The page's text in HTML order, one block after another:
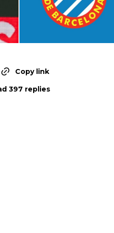
Copy link
397 replies